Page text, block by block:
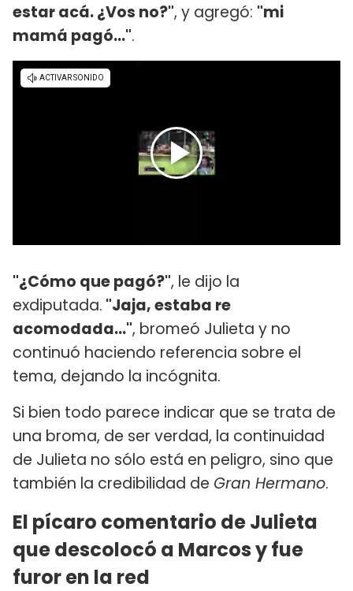
estar acá. ¿Vos no?", y agregó: "mi
mamá pagó...".
"¿Cómo que pagó?", le dijo la
exdiputada. "Jaja, estaba re
acomodada...", bromeó Julieta y no
continuó haciendo referencia sobre el
tema, dejando la incógnita.
Si bien todo parece indicar que se trata de
una broma, de ser verdad, la continuidad
de Julieta no sólo está en peligro, sino que
también la credibilidad de Gran Hermano.
El pícaro comentario de Julieta
que descolocó a Marcos y fue
furor en la red